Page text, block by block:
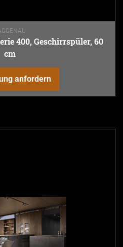
400, Geschirrspüler, 60
cm
anfordern